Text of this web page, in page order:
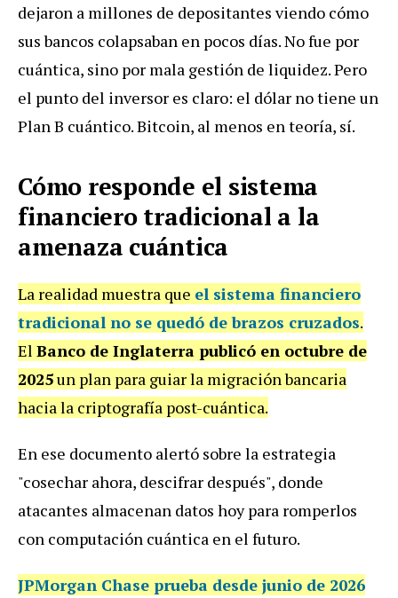
dejaron a millones de depositantes viendo cómo
sus bancos colapsaban en pocos días. No fue por
cuántica, sino por mala gestión de liquidez. Pero
el punto del inversor es claro: el dólar no tiene un
Plan B cuántico. Bitcoin, al menos en teoría, sí.
Cómo responde el sistema
financiero tradicional a la
amenaza cuántica
La realidad muestra que el sistema financiero
tradicional no se quedó de brazos cruzados.
El Banco de Inglaterra publicó en octubre de
2025un plan para guiar la migración bancaria
hacia la criptografía post-cuántica.
En ese documento alertó sobre la estrategia
"cosechar ahora, descifrar después", donde
atacantes almacenan datos hoy para romperlos
con computación cuántica en el futuro.
JPMorgan Chase prueba desde junio de 2026